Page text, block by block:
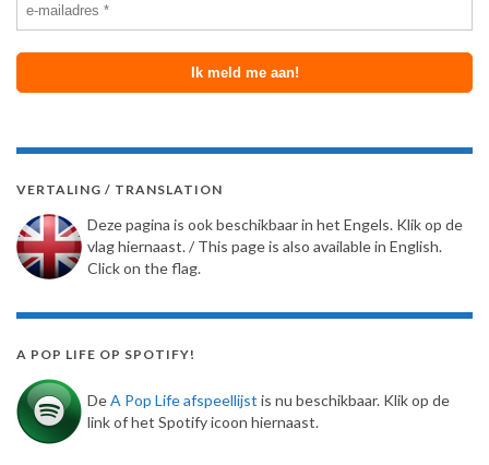
VERTALING / TRANSLATION
Deze pagina is ook beschikbaar in het Engels. Klik op de
vlag hiernaast. / This page is also available in English.
Click on the flag.
A POP LIFE OP SPOTIFY!
DeA Pop Life afspeellijst is nu beschikbaar. Klik op de
link of het Spotify icoon hiernaast.